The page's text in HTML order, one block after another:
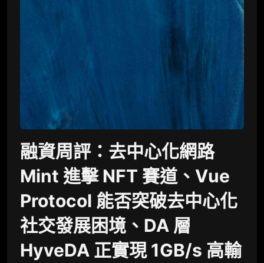
融資周評：去中心化網路
Mint 進擊 NFT 賽道、Vue
Protocol 能否突破去中心化
社交發展困境、DA 層
HyveDA 正實現 1GB/s 高輸